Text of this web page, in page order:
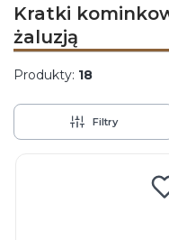
Kratki
żaluzją
Produkty: 18
Filtry